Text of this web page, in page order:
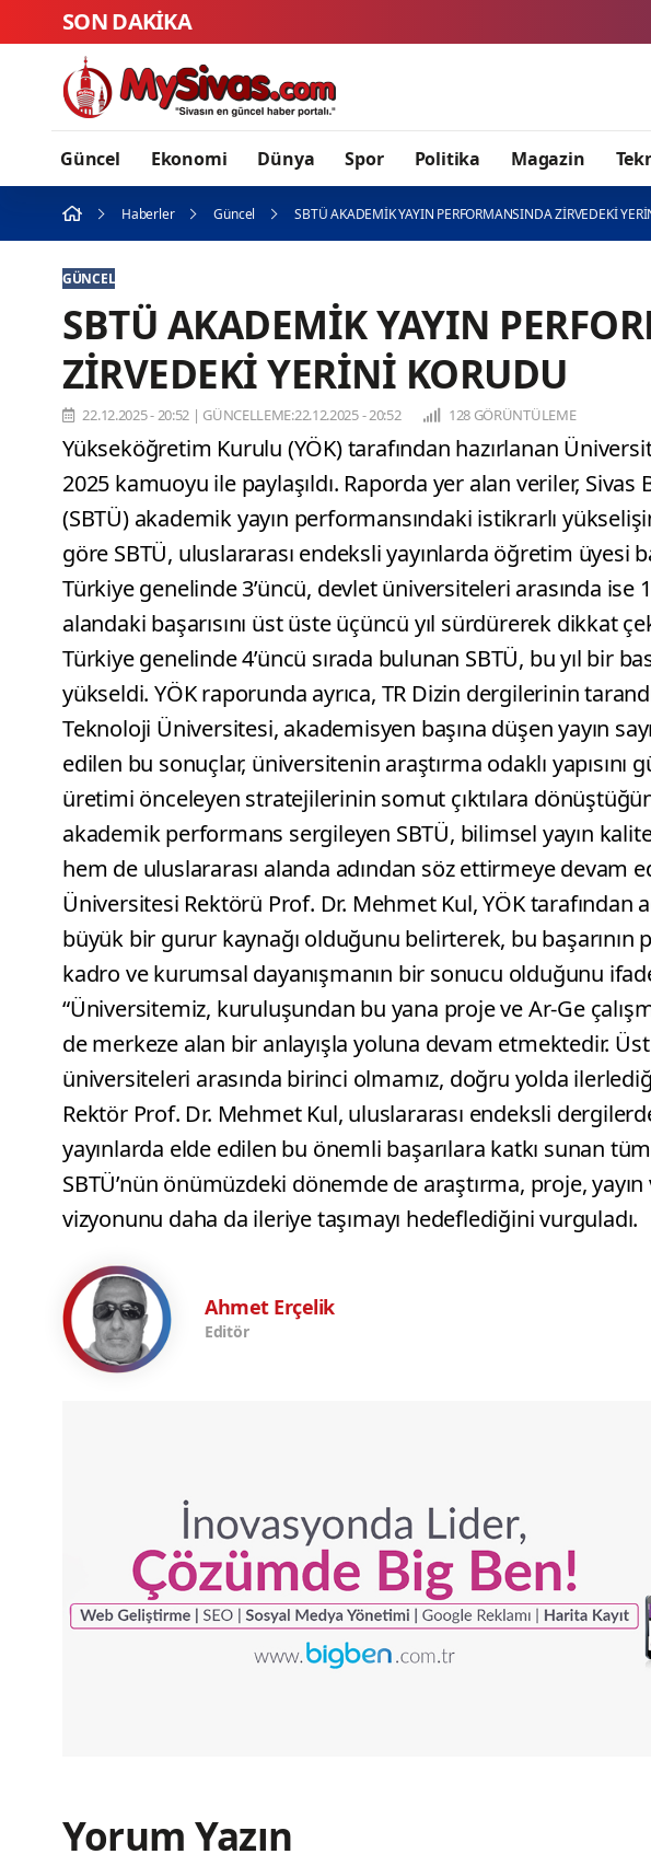
SON DAKİKA USTALIK
Güncel Ekonomi Dünya Spor Politika Magazin
Haberler Güncel SBTÜ AKADEMİK YAYIN PERFORMANSINDA ZİRVEDEKİ
GÜNCEL
SBTÜ AKADEMİK YAYIN
ZİRVEDEKİ YERİNİ KORUDU
22.12.2025 - 20:52 | GÜNCELLEME:22.12.2025 - 20:52 128 GÖRÜNTÜLEME
Yükseköğretim Kurulu (YÖK) tarafından hazırlanan
2025 kamuoyu ile paylaşıldı. Raporda yer alan veriler,
(SBTÜ) akademik yayın performansındaki istikrarlı
göre SBTÜ, uluslararası endeksli yayınlarda öğretim üyesi
Türkiye genelinde 3’üncü, devlet üniversiteleri arasında ise
alandaki başarısını üst üste üçüncü yıl sürdürerek dikkat
Türkiye genelinde 4’üncü sırada bulunan SBTÜ, bu yıl bir
yükseldi. YÖK raporunda ayrıca, TR Dizin dergilerinin
Teknoloji Üniversitesi, akademisyen başına düşen yayın
edilen bu sonuçlar, üniversitenin araştırma odaklı
üretimi önceleyen stratejilerinin somut çıktılara
akademik performans sergileyen SBTÜ, bilimsel yayın
hem de uluslararası alanda adından söz ettirmeye devam
Üniversitesi Rektörü Prof. Dr. Mehmet Kul, YÖK tarafından
büyük bir gurur kaynağı olduğunu belirterek, bu başarının
kadro ve kurumsal dayanışmanın bir sonucu olduğunu
“Üniversitemiz, kuruluşundan bu yana proje ve Ar-Ge
de merkeze alan bir anlayışla yoluna devam etmektedir.
üniversiteleri arasında birinci olmamız, doğru yolda
Rektör Prof. Dr. Mehmet Kul, uluslararası endeksli
yayınlarda elde edilen bu önemli başarılara katkı sunan
SBTÜ’nün önümüzdeki dönemde de araştırma, proje,
vizyonunu daha da ileriye taşımayı hedeflediğini vurguladı.
Ahmet Erçelik
Editör
Yorum Yazın